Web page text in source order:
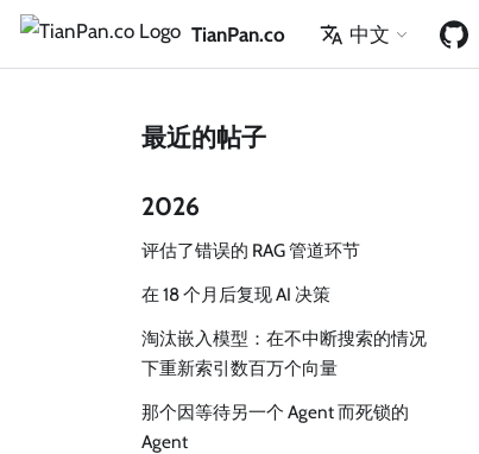
TianPan.co 中文
最近的帖子
2026
评估了错误的 RAG 管道环节
在 18 个月后复现 AI 决策
淘汰嵌入模型：在不中断搜索的情况
下重新索引数百万个向量
那个因等待另一个 Agent 而死锁的
Agent